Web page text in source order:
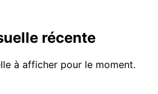
récente
à afficher pour le moment.